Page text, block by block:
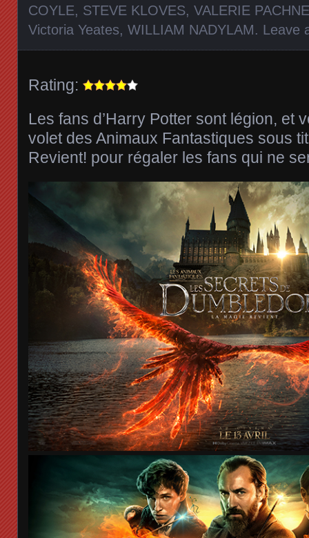
COYLE, STEVE KLOVES, VALERIE
Victoria Yeates, WILLIAM NADYLAM. Leave
Rating:
Les fans d’Harry Potter sont légion, et
volet des Animaux Fantastiques sous
Revient! pour régaler les fans qui ne